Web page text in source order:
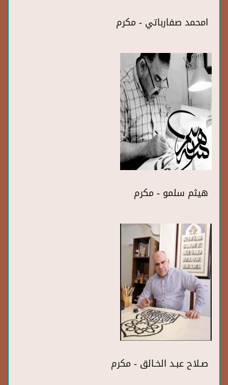
امحمد صفارباتي - مكرم
هيثم سلمو - مكرم
صـلاح عبـد الخـالق - مكرم